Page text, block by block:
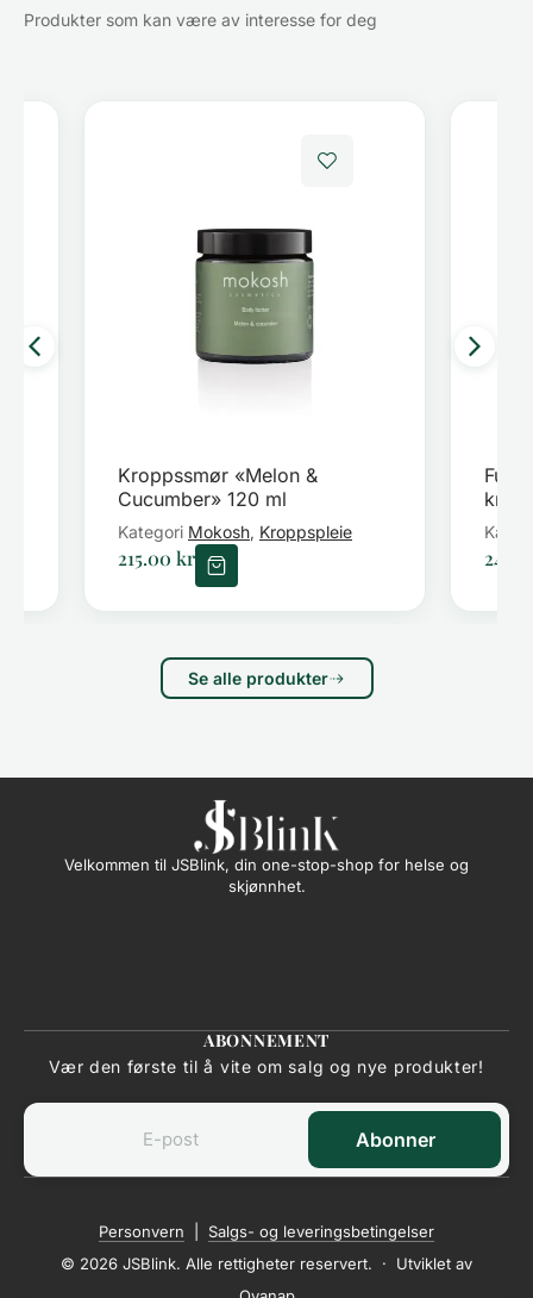
Produkter som kan være av interesse for deg
Kroppssmør «Melon &
Cucumber» 120 ml
Kategori Mokosh, Kroppspleie
215.00 kr
Se alle produkter
Velkommen til JSBlink, din one-stop-shop for helse og
skjønnhet.
ABONNEMENT
Vær den første til å vite om salg og nye produkter!
Abonner
Personvern
Salgs- og leveringsbetingelser
© 2026 JSBlink. Alle rettigheter reservert. · Utviklet av